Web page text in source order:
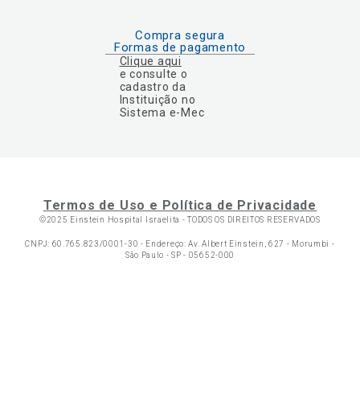
Compra segura
Formas de pagamento
Clique aqui
e consulte o
cadastro da
Instituição no
Sistema e-Mec
Termos de Uso e Política de Privacidade
©2025 Einstein Hospital Israelita -TODOS OS DIREITOS RESERVADOS
CNPJ: 60.765.823/0001-30 - Endereço: Av. Albert Einstein, 627 - Morumbi -
São Paulo - SP - 05652-000